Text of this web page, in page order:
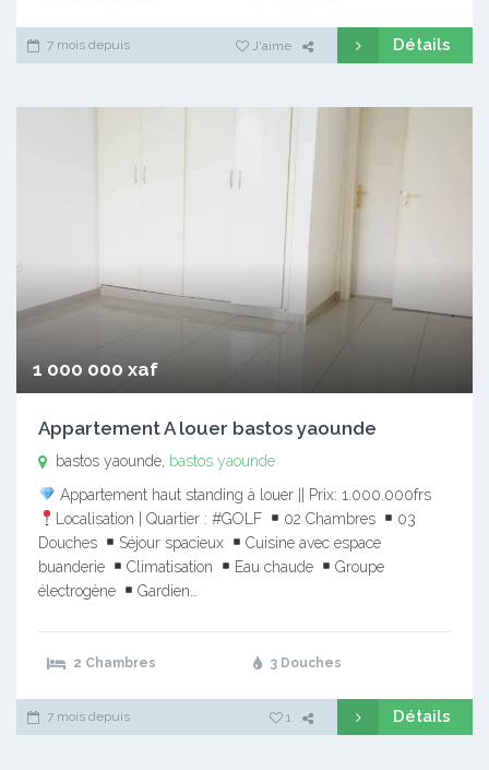
7 mois depuis J'aime Détails
1 000 000 xaf
Appartement A louer bastos yaounde
bastos yaounde, bastos yaounde
Appartement haut standing à louer || Prix: 1.000.000frs
Localisation | Quartier : #GOLF
02 Chambres
03
Douches
Séjour spacieux
Cuisine avec espace
buanderie
Climatisation Eau chaude
Groupe
électrogène
Gardien…
2 Chambres 3 Douches
7 mois depuis 1 Détails